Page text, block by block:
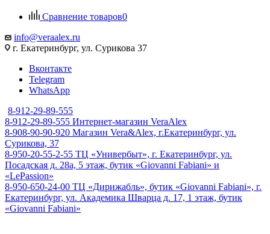
Сравнение товаров0
info@veraalex.ru
г. Екатеринбург, ул. Сурикова 37
Вконтакте
Telegram
WhatsApp
8-912-29-89-555
8-912-29-89-555 Интернет-магазин VeraAlex
8-908-90-90-920 Магазин Vera&Alex, г.Екатеринбург, ул.
Сурикова, 37
8-950-20-55-2-55 ТЦ «Универбыт», г. Екатеринбург, ул.
Посадская д. 28а, 5 этаж, бутик «Giovanni Fabiani» и
«LePassion»
8-950-650-24-00 ТЦ «Дирижабль», бутик «Giovanni Fabiani», г.
Екатеринбург, ул. Академика Шварца д. 17, 1 этаж, бутик
«Giovanni Fabiani»